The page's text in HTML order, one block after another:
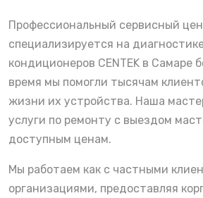
Профессиональный сервисный
специализируется на
кондиционеров CENTEK в Самаре
время мы помогли тысячам
жизни их устройства. Наша
услуги по ремонту с выездом
доступным ценам.
Мы работаем как с частными
организациями, предоставляя